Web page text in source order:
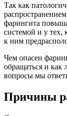
Так как
фарингита
системой и у тех,
к ним
Чем опасен
обращаться и как
вопросы мы
Причины